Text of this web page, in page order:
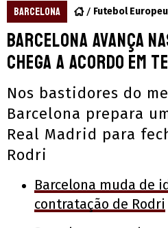
BARCELONA Futebol Europeu
Barcelona avança
chega a acordo em
Nos bastidores do
Barcelona prepara
Real Madrid para
Rodri
Barcelona muda de
contratação de Rodri